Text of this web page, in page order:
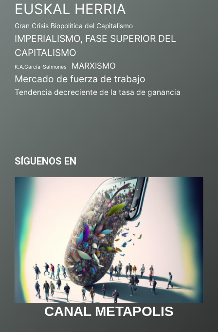
EUSKAL HERRIA
Gran Crisis Biopolítica del Capitalismo
IMPERIALISMO, FASE SUPERIOR DEL
CAPITALISMO
K.A.García-Salmones MARXISMO
Mercado de fuerza de trabajo
Tendencia decreciente de la tasa de ganancia
SÍGUENOS EN
CANAL METAPOLIS